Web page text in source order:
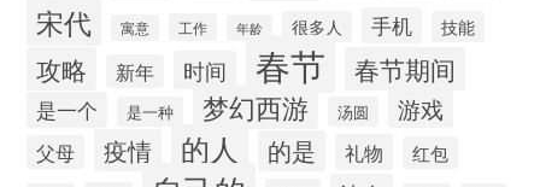
宋代 寓意 工作 年龄 很多人 手机 技能
攻略 新年 时间 春节 春节期间
是一个 是一种 梦幻西游 汤圆 游戏
父母 疫情 的人 的是 礼物 红包